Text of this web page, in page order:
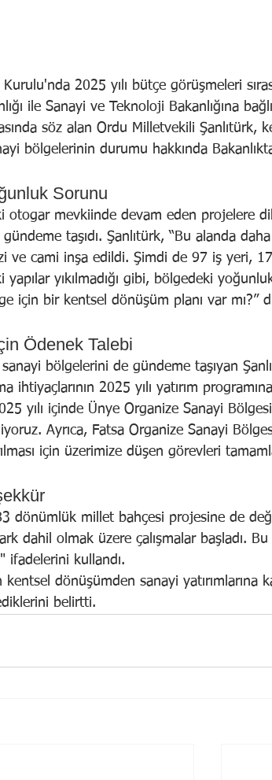
2025 yılı bütçe görüşmeleri
ile Sanayi ve Teknoloji Bakanlığına
söz alan Ordu Milletvekili Şanlıtürk,
bölgelerinin durumu hakkında
Sorunu
otogar mevkiinde devam eden projelere
taşıdı. Şanlıtürk, “Bu alanda
ve cami inşa edildi. Şimdi de 97 iş yeri,
yapılar yıkılmadığı gibi, bölgedeki
için bir kentsel dönüşüm planı var mı?”
Ödenek Talebi
bölgelerini de gündeme taşıyan
ihtiyaçlarının 2025 yılı yatırım
yılı içinde Ünye Organize Sanayi
Ayrıca, Fatsa Organize Sanayi
için üzerimize düşen görevleri
dönümlük millet bahçesi projesine de
dahil olmak üzere çalışmalar başladı.
ifadelerini kullandı.
kentsel dönüşümden sanayi yatırımlarına
belirtti.